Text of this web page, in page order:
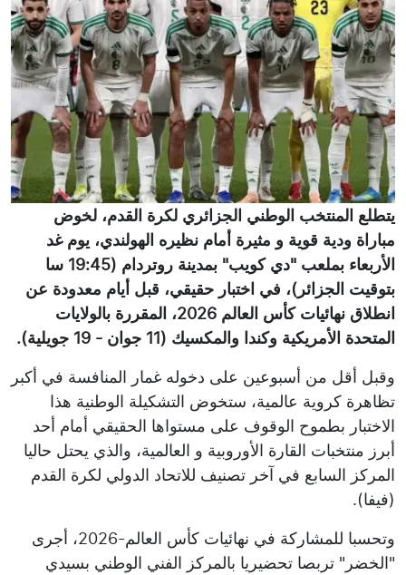
يتطلع المنتخب الوطني الجزائري لكرة القدم، لخوض
مباراة ودية قوية و مثيرة أمام نظيره الهولندي، يوم غد
الأربعاء بملعب "دي كويب" بمدينة روتردام (19:45 سا
بتوقيت الجزائر)، في اختبار حقيقي، قبل أيام معدودة عن
انطلاق نهائيات كأس العالم 2026، المقررة بالولايات
المتحدة الأمريكية وكندا والمكسيك (11 جوان - 19 جويلية).
وقبل أقل من أسبوعين على دخوله غمار المنافسة في أكبر
تظاهرة كروية عالمية، ستخوض التشكيلة الوطنية هذا
الاختبار بطموح الوقوف على مستواها الحقيقي أمام أحد
أبرز منتخبات القارة الأوروبية و العالمية، والذي يحتل حاليا
المركز السابع في آخر تصنيف للاتحاد الدولي لكرة القدم
(فيفا).
وتحسبا للمشاركة في نهائيات كأس العالم-2026، أجرى
"الخضر" تربصا تحضيريا بالمركز الفني الوطني بسيدي